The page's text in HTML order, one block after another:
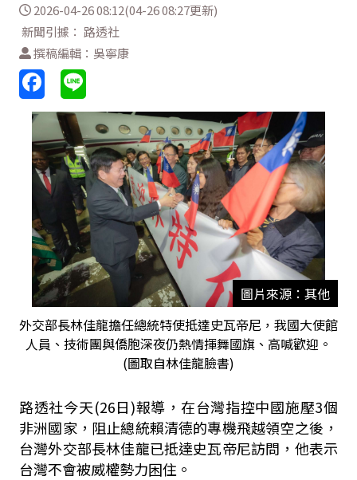
2026-04-26 08:12(04-26 08:27更新)
新聞引據： 路透社
撰稿編輯：吳寧康
圖片來源：其他
外交部長林佳龍擔任總統特使抵達史瓦帝尼，我國大使館
人員、技術團與僑胞深夜仍熱情揮舞國旗、高喊歡迎。
(圖取自林佳龍臉書)
路透社今天(26日)報導，在台灣指控中國施壓3個
非洲國家，阻止總統賴清德的專機飛越領空之後，
台灣外交部長林佳龍已抵達史瓦帝尼訪問，他表示
台灣不會被威權勢力困住。